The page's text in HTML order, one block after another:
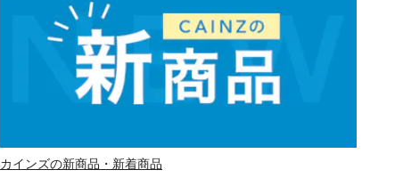
カインズの新商品・新着商品